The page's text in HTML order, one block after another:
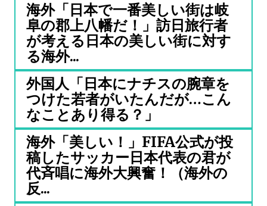
海外「日本で一番美しい街は岐
阜の郡上八幡だ！」訪日旅行者
が考える日本の美しい街に対す
る海外...
外国人「日本にナチスの腕章を
つけた若者がいたんだが…こん
なことあり得る？」
海外「美しい！」FIFA公式が投
稿したサッカー日本代表の君が
代斉唱に海外大興奮！（海外の
反...